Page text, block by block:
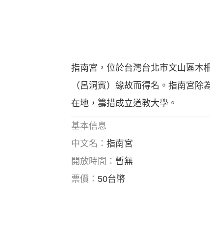
指南宮，位於台灣台北市文山區木
（呂洞賓）緣故而得名。指南宮
在地，籌措成立道教大學。
基本信息
中文名：指南宮
開放時間： 暫無
票價： 50台幣